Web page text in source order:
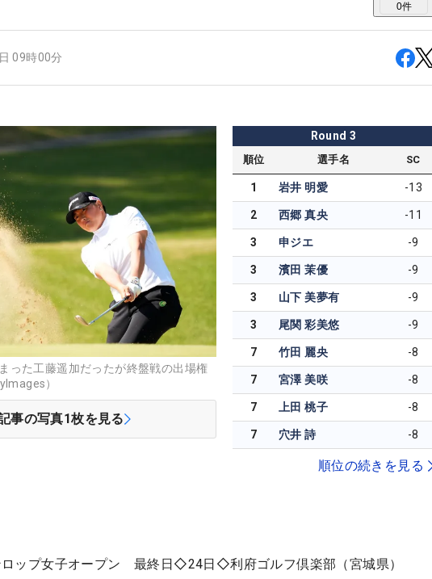
0件
09時00分
った工藤遥加だったが終盤戦の出場権
）
事の写真1枚を見る
Round 3
順位 選手名 SC
1 岩井 明愛 -13
2 西郷 真央 -11
3 申ジエ -9
3 濱田 茉優 -9
3 山下 美夢有 -9
3 尾関 彩美悠 -9
7 竹田 麗央 -8
7 宮澤 美咲 -8
7 上田 桃子 -8
7 穴井 詩 -8
順位の続きを見る
ロップ女子オープン 最終日◇24日◇利府ゴルフ倶楽部（宮城県）